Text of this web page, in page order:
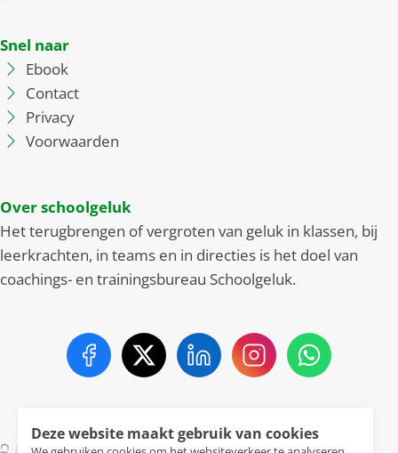
Snel naar
Ebook
Contact
Privacy
Voorwaarden
Over schoolgeluk
Het terugbrengen of vergroten van geluk in klassen, bij
leerkrachten, in teams en in directies is het doel van
coachings- en trainingsbureau Schoolgeluk.
Deze website maakt gebruik van cookies